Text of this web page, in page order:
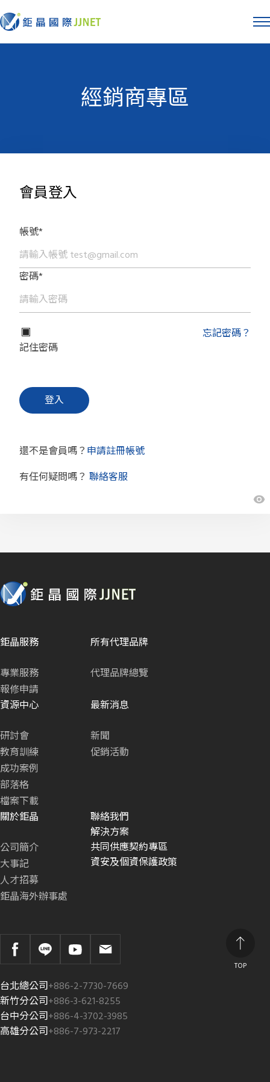
經銷商專區
會員登入
帳號*
密碼*
記住密碼
忘記密碼？
還不是會員嗎？申請註冊帳號
有任何疑問嗎？ 聯絡客服
TOP
鉅晶服務
專業服務
報修申請
所有代理品牌
代理品牌總覽
資源中心
研討會
教育訓練
成功案例
部落格
檔案下載
最新消息
新聞
促銷活動
關於鉅晶
公司簡介
大事記
人才招募
鉅晶海外辦事處
聯絡我們
解決方案
共同供應契約專區
資安及個資保護政策
台北總公司+886-2-7730-7669
新竹分公司+886-3-621-8255
台中分公司+886-4-3702-3985
高雄分公司+886-7-973-2217